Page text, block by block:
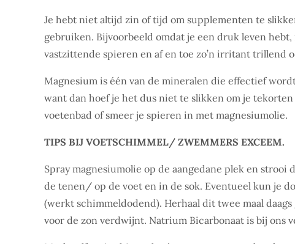
Je hebt niet altijd zin of tijd om supplementen te
gebruiken. Bijvoorbeeld omdat je een druk leven
vastzittende spieren en af en toe zo’n irritant trillend
Magnesium is één van de mineralen die effectief
want dan hoef je het dus niet te slikken om je
voetenbad of smeer je spieren in met magnesiumolie.
TIPS BIJ VOETSCHIMMEL/ ZWEMMERS EXCEEM.
Spray magnesiumolie op de aangedane plek en strooi
de tenen/ op de voet en in de sok. Eventueel kun je
(werkt schimmeldodend). Herhaal dit twee maal
voor de zon verdwijnt. Natrium Bicarbonaat is bij ons